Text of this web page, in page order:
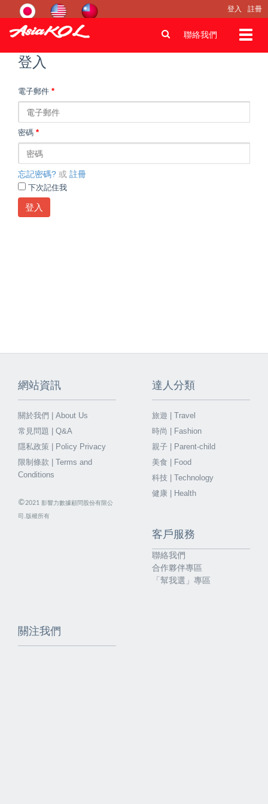
登入 註冊
聯絡我們
登入
電子郵件 *
密碼 *
忘記密碼? 或 註冊
下次記住我
登入
網站資訊
關於我們 | About Us
常見問題 | Q&A
隱私政策 | Policy Privacy
限制條款 | Terms and
Conditions
©2021 影響力數據顧問股份有限公
司.版權所有
達人分類
旅遊 | Travel
時尚 | Fashion
親子 | Parent-child
美食 | Food
科技 | Technology
健康 | Health
客戶服務
聯絡我們
合作夥伴專區
「幫我選」專區
關注我們